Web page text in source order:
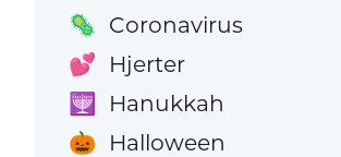
🦠 Coronavirus
💕 Hjerter
🕎 Hanukkah
🎃 Halloween